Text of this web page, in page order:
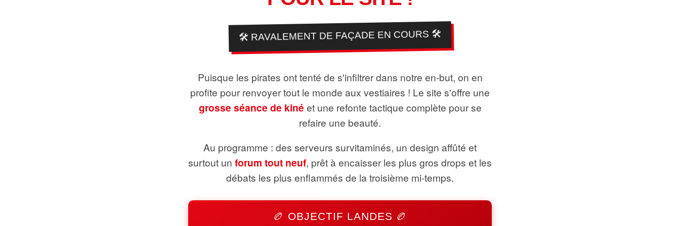
🛠️ RAVALEMENT DE FAÇADE EN COURS 🛠️
Puisque les pirates ont tenté de s'infiltrer dans notre en-but, on en
profite pour renvoyer tout le monde aux vestiaires ! Le site s'offre une
grosse séance de kiné et une refonte tactique complète pour se
refaire une beauté.
Au programme : des serveurs survitaminés, un design affûté et
surtout un forum tout neuf, prêt à encaisser les plus gros drops et les
débats les plus enflammés de la troisième mi-temps.
🏉 OBJECTIF LANDES 🏉